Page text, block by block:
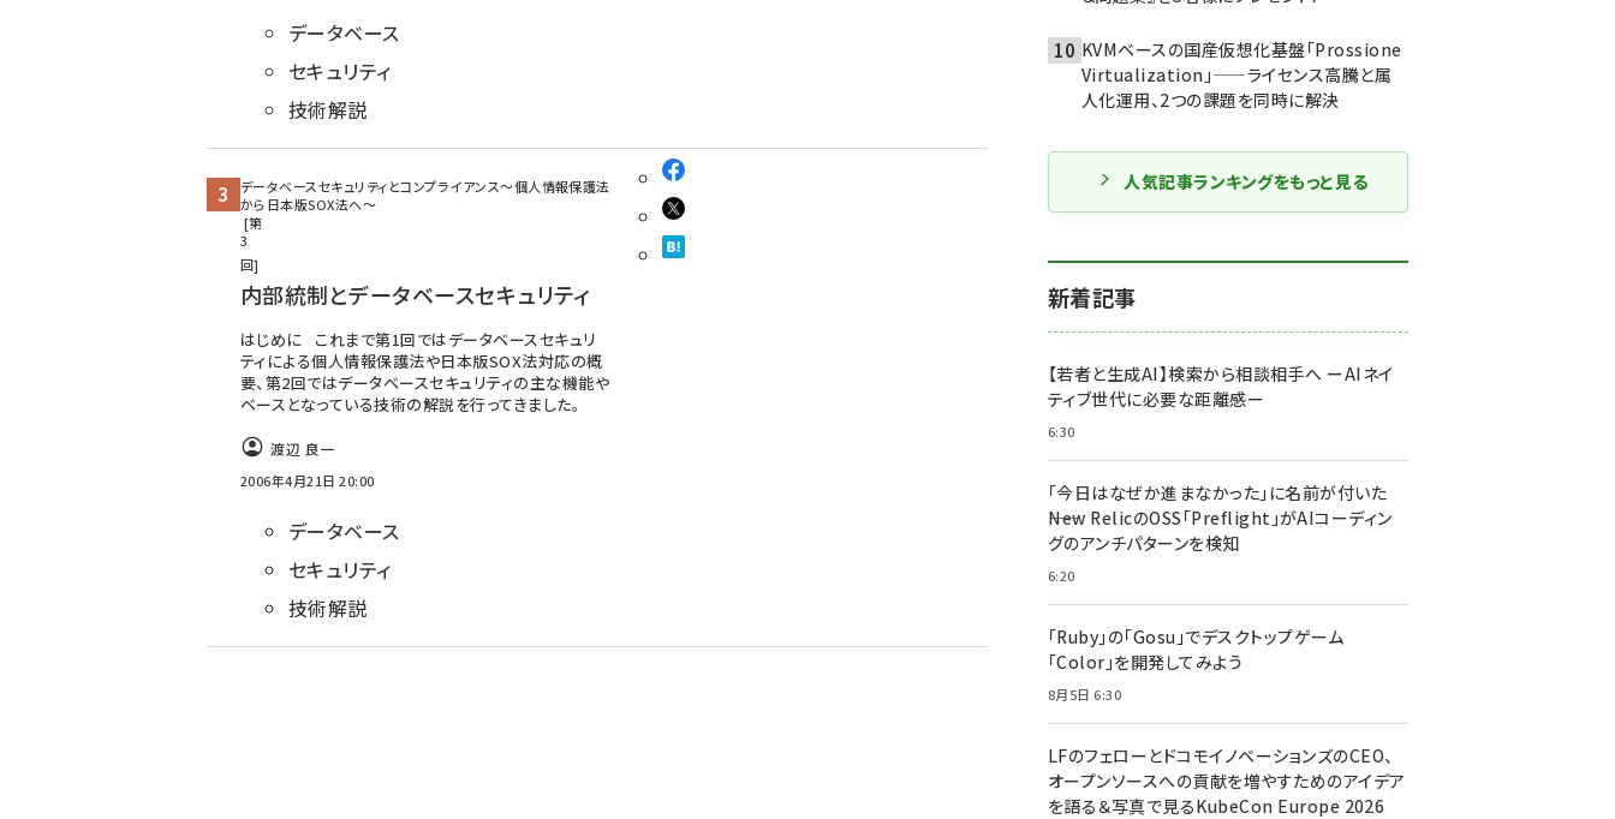
データベース
セキュリティ
技術解説
データベースセキュリティとコンプライアンス〜個人情報保護法
から日本版SOX法へ〜
第
3
回
内部統制とデータベースセキュリティ
はじめに これまで第1回ではデータベースセキュリ
ティによる個人情報保護法や日本版SOX法対応の概
要、第2回ではデータベースセキュリティの主な機能や
ベースとなっている技術の解説を行ってきました。
渡辺 良一
2006年4月21日 20:00
データベース
セキュリティ
技術解説
KVMベースの国産仮想化基盤「Prossione
Virtualization」——ライセンス高騰と属
人化運用、2つの課題を同時に解決
人気記事ランキングをもっと見る
新着記事
【若者と生成AI】検索から相談相手へ ーAIネイ
ティブ世代に必要な距離感ー
6:30
「今日はなぜか進まなかった」に名前が付いた
――New RelicのOSS「Preflight」がAIコーディン
グのアンチパターンを検知
6:20
「Ruby」の「Gosu」でデスクトップゲーム
「Color」を開発してみよう
8月5日 6:30
LFのフェローとドコモイノベーションズのCEO、
オープンソースへの貢献を増やすためのアイデア
を語る＆写真で見るKubeCon Europe 2026